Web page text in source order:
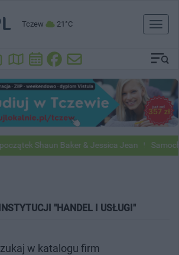
Tczew 21°C
Toggle
Shaun Baker & Jessica Jean
"HANDEL I USŁUGI"
w katalogu firm